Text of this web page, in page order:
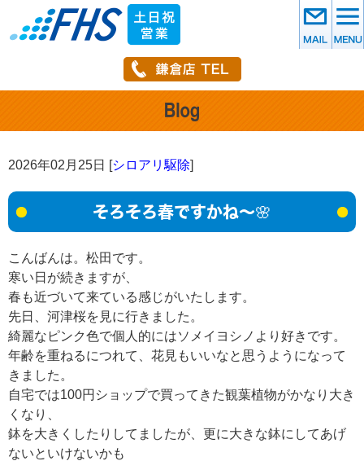
2026年02月25日 [シロアリ駆除]
そろそろ春ですかね～🌸
こんばんは。松田です。
寒い日が続きますが、
春も近づいて来ている感じがいたします。
先日、河津桜を見に行きました。
綺麗なピンク色で個人的にはソメイヨシノより好きです。
年齢を重ねるにつれて、花見もいいなと思うようになって
きました。
自宅では100円ショップで買ってきた観葉植物がかなり大き
くなり、
鉢を大きくしたりしてましたが、更に大きな鉢にしてあげ
ないといけないかも